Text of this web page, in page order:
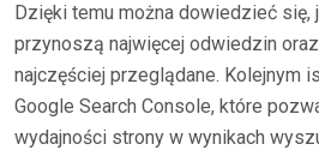
Dzięki temu można dowiedzieć się,
przynoszą najwięcej odwiedzin
najczęściej przeglądane. Kolejnym
Google Search Console, które
wydajności strony w wynikach